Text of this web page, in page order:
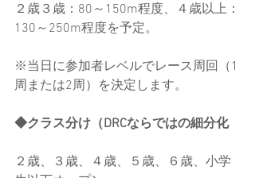
２歳３歳：80～150m程度、４歳以上：
130～250m程度を予定。
※当日に参加者レベルでレース周回（1
周または2周）を決定します。
◆クラス分け（DRCならではの細分化
２歳、３歳、４歳、５歳、６歳、小学